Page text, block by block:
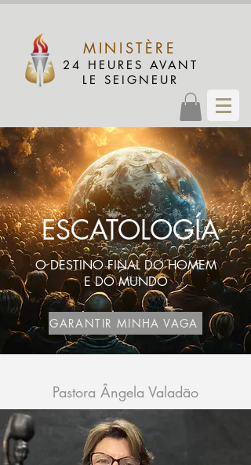
MINISTÈRE
24 HEURES AVANT
LE SEIGNEUR
ESCATOLOGÍA
O DESTINO FINAL DO HOMEM
E DO MUNDO
GARANTIR MINHA VAGA
Pastora Ângela Valadão